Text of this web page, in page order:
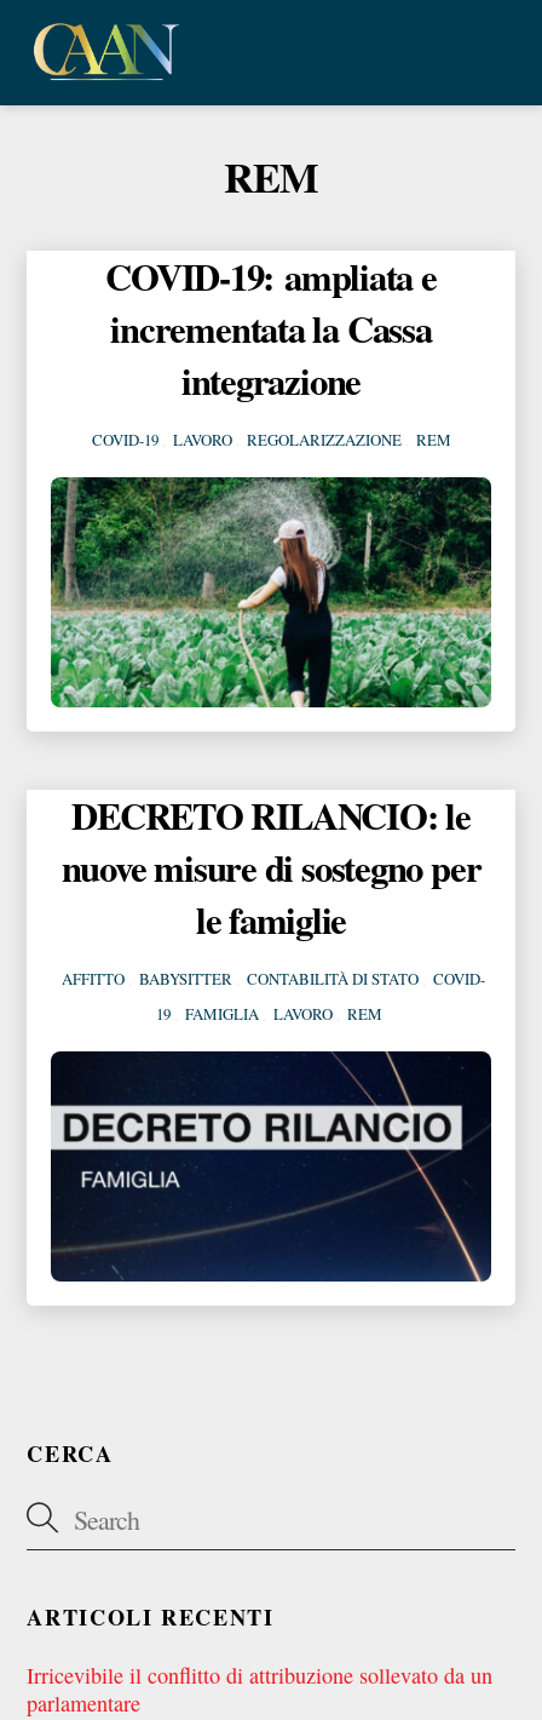
REM
COVID-19: ampliata e
incrementata la Cassa
integrazione
COVID-19 LAVORO REGOLARIZZAZIONE REM
DECRETO RILANCIO: le
nuove misure di sostegno per
le famiglie
AFFITTO BABYSITTER CONTABILITÀ DI STATO
COVID-
19
FAMIGLIA LAVORO REM
CERCA
ARTICOLI RECENTI
Irricevibile il conflitto di attribuzione sollevato da un
parlamentare